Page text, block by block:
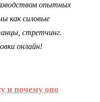
опытных
как силовые
стретчинг.
онлайн!
и почему оно